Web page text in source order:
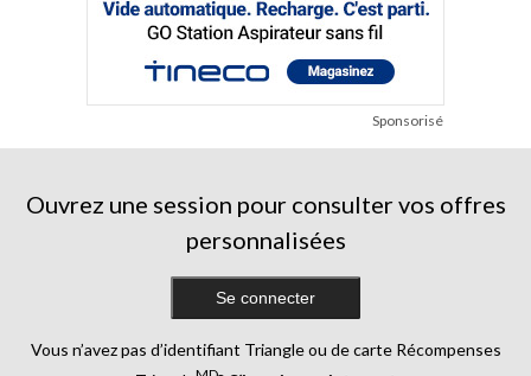
Sponsorisé
Ouvrez une session pour consulter vos offres
personnalisées
Se connecter
Vous n’avez pas d’identifiant Triangle ou de carte Récompenses